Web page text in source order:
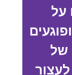
על
של